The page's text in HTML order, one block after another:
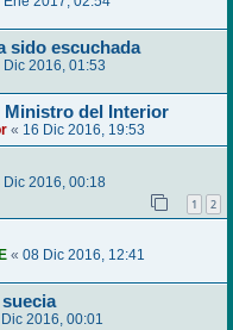
sido escuchada
Dic 2016, 01:53
Ministro del Interior
« 16 Dic 2016, 19:53
Dic 2016, 00:18
1 2
« 08 Dic 2016, 12:41
2016, 00:01